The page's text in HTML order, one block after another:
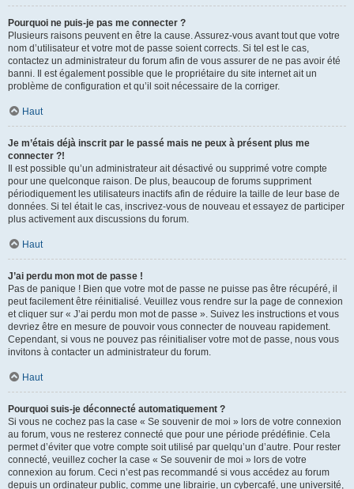
Pourquoi ne puis-je pas me connecter ?
Plusieurs raisons peuvent en être la cause. Assurez-vous avant tout que votre
nom d’utilisateur et votre mot de passe soient corrects. Si tel est le cas,
contactez un administrateur du forum afin de vous assurer de ne pas avoir été
banni. Il est également possible que le propriétaire du site internet ait un
problème de configuration et qu’il soit nécessaire de la corriger.
Haut
Je m’étais déjà inscrit par le passé mais ne peux à présent plus me
connecter ?!
Il est possible qu’un administrateur ait désactivé ou supprimé votre compte
pour une quelconque raison. De plus, beaucoup de forums suppriment
périodiquement les utilisateurs inactifs afin de réduire la taille de leur base de
données. Si tel était le cas, inscrivez-vous de nouveau et essayez de participer
plus activement aux discussions du forum.
Haut
J’ai perdu mon mot de passe !
Pas de panique ! Bien que votre mot de passe ne puisse pas être récupéré, il
peut facilement être réinitialisé. Veuillez vous rendre sur la page de connexion
et cliquer sur « J’ai perdu mon mot de passe ». Suivez les instructions et vous
devriez être en mesure de pouvoir vous connecter de nouveau rapidement.
Cependant, si vous ne pouvez pas réinitialiser votre mot de passe, nous vous
invitons à contacter un administrateur du forum.
Haut
Pourquoi suis-je déconnecté automatiquement ?
Si vous ne cochez pas la case « Se souvenir de moi » lors de votre connexion
au forum, vous ne resterez connecté que pour une période prédéfinie. Cela
permet d’éviter que votre compte soit utilisé par quelqu’un d’autre. Pour rester
connecté, veuillez cocher la case « Se souvenir de moi » lors de votre
connexion au forum. Ceci n’est pas recommandé si vous accédez au forum
depuis un ordinateur public, comme une librairie, un cybercafé, une université,